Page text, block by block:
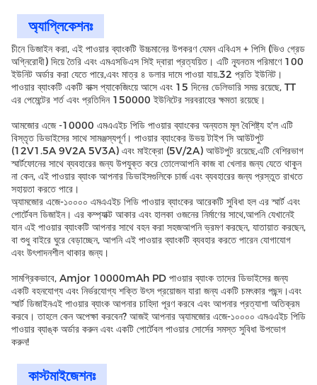
অ্যাপ্লিকেশনঃ
চীনে ডিজাইন করা, এই পাওয়ার ব্যাংকটি উচ্চমানের উপকরণ যেমন এবিএস + পিসি (ভিও গ্রেড
অগ্নিরোধী) দিয়ে তৈরি এবং এমএসডিএস সিই দ্বারা প্রত্যয়িত। এটি ন্যূনতম পরিমাণে 100
ইউনিট অর্ডার করা যেতে পারে,এবং মাত্র ৪ ডলার দামে পাওয়া যায়.32 প্রতি ইউনিট।
পাওয়ার ব্যাংকটি একটি বাক্স প্যাকেজিংয়ে আসে এবং 15 দিনের ডেলিভারি সময় রয়েছে, TT
এর পেমেন্টের শর্ত এবং প্রতিদিন 150000 ইউনিটের সরবরাহের ক্ষমতা রয়েছে।
আমজোর এজে -10000 এমএএইচ পিডি পাওয়ার ব্যাংকের অন্যতম মূল বৈশিষ্ট্য হ'ল এটি
বিস্তৃত ডিভাইসের সাথে সামঞ্জস্যপূর্ণ। পাওয়ার ব্যাংকের উভয় টাইপ সি আউটপুট
(12V1.5A 9V2A 5V3A) এবং মাইক্রো (5V/2A) আউটপুট রয়েছে,এটি বেশিরভাগ
স্মার্টফোনের সাথে ব্যবহারের জন্য উপযুক্ত করে তোলেআপনি কাজ বা খেলার জন্য যেতে থাকুন
না কেন, এই পাওয়ার ব্যাংক আপনার ডিভাইসগুলিকে চার্জ এবং ব্যবহারের জন্য প্রস্তুত রাখতে
সহায়তা করতে পারে।
অ্যামজোর এজে-১০০০০ এমএএইচ পিডি পাওয়ার ব্যাংকের আরেকটি সুবিধা হল এর স্মার্ট এবং
পোর্টেবল ডিজাইন। এর কম্প্যাক্ট আকার এবং হালকা ওজনের নির্মাণের সাথে,আপনি যেখানেই
যান এই পাওয়ার ব্যাংকটি আপনার সাথে বহন করা সহজআপনি ভ্রমণ করছেন, যাতায়াত করছেন,
বা শুধু বাইরে ঘুরে বেড়াচ্ছেন, আপনি এই পাওয়ার ব্যাংকটি ব্যবহার করতে পারেন যোগাযোগ
এবং উৎপাদনশীল থাকার জন্য।
সামগ্রিকভাবে, Amjor 10000mAh PD পাওয়ার ব্যাংক তাদের ডিভাইসের জন্য
একটি বহনযোগ্য এবং নির্ভরযোগ্য শক্তি উৎস প্রয়োজন যারা জন্য একটি চমৎকার পছন্দ।এবং
স্মার্ট ডিজাইনএই পাওয়ার ব্যাংক আপনার চাহিদা পূরণ করবে এবং আপনার প্রত্যাশা অতিক্রম
করবে। তাহলে কেন অপেক্ষা করবেন? আজই আপনার অ্যামজোর এজে-১০০০০ এমএএইচ পিডি
পাওয়ার ব্যাঙ্ক অর্ডার করুন এবং একটি পোর্টেবল পাওয়ার সোর্সের সমস্ত সুবিধা উপভোগ
করুন!
কাস্টমাইজেশনঃ